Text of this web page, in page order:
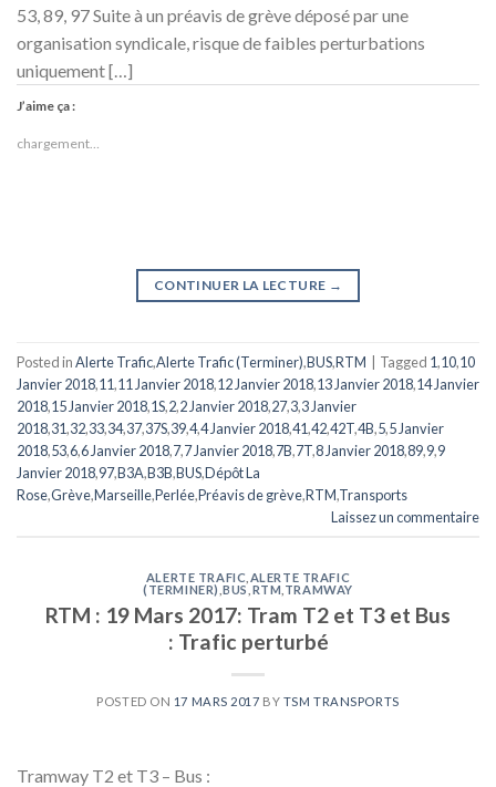
53, 89, 97 Suite à un préavis de grève déposé par une
organisation syndicale, risque de faibles perturbations
uniquement […]
J’aime ça :
chargement…
CONTINUER LA LECTURE →
Posted inAlerte Trafic,Alerte Trafic (Terminer),BUS,RTM Tagged 1,10,10
Janvier 2018,11,11 Janvier 2018,12 Janvier 2018,13 Janvier 2018,14 Janvier
2018,15 Janvier 2018,1S,2,2 Janvier 2018,27,3,3 Janvier
2018,31,32,33,34,37,37S,39,4,4 Janvier 2018,41,42,42T,4B,5,5 Janvier
2018,53,6,6 Janvier 2018,7,7 Janvier 2018,7B,7T,8 Janvier 2018,89,9,9
Janvier 2018,97,B3A,B3B,BUS,Dépôt La
Rose,Grève,Marseille,Perlée,Préavis de grève,RTM,Transports
Laissez un commentaire
ALERTE TRAFIC ALERTE TRAFIC
(TERMINER) ,BUS RTM TRAMWAY
RTM : 19 Mars 2017: Tram T2 et T3 et Bus
: Trafic perturbé
POSTED ON 17 MARS 2017 BY TSM TRANSPORTS
Tramway T2 et T3 – Bus :